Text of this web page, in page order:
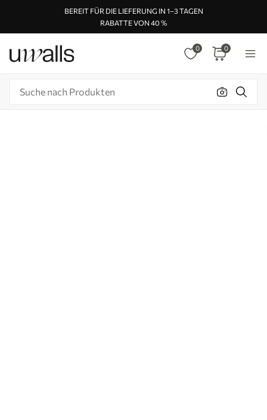
BEREIT FÜR DIE LIEFERUNG IN 1–3 TAGEN
RABATTE VON 40 %
0 0